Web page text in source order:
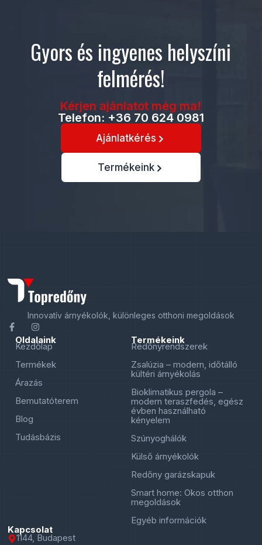
Gyors és ingyenes helyszíni
felmérés!
Kérjen ajánlatot még ma!
Telefon: +36 70 624 0981
Ajánlatkérés
Termékeink
Innovatív árnyékolók, különleges otthoni megoldások
Oldalaink
Kezdőlap
Termékek
Árazás
Bemutatóterem
Blog
Tudásbázis
Termékeink
Redőnyrendszerek
Zsalúzia – modern, időtálló
kültéri árnyékolás
Bioklimatikus pergola –
modern teraszfedés, egész
évben használható
kényelem
Szúnyoghálók
Külső árnyékolók
Redőny garázskapuk
Smart home: Okos otthon
megoldások
Egyéb információk
Kapcsolat
1144, Budapest